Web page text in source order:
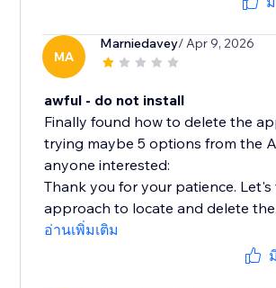
MA
Marniedavey/ Apr 9, 2026
awful - do not install
Finally found how to delete the
trying maybe 5 options from the
anyone interested:
Thank you for your patience.
approach to locate and delete
อ่านเพิ่มเติม